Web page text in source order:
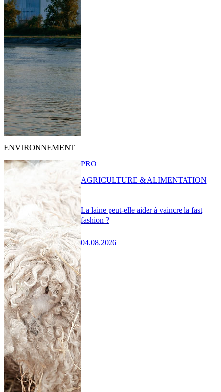
ENVIRONNEMENT
La laine peut-elle aider à vaincre la fast
fashion ?
04.08.2026
PRO
AGRICULTURE & ALIMENTATION